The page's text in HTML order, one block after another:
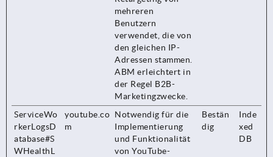
mehreren
Benutzern
verwendet, die von
den gleichen IP-
Adressen stammen.
ABM erleichtert in
der Regel B2B-
Marketingzwecke.
ServiceWo
rkerLogsD
atabase#S
WHealthL
youtube.co
m
Notwendig für die
Implementierung
und Funktionalität
von YouTube-
Bestän
dig
Inde
xed
DB